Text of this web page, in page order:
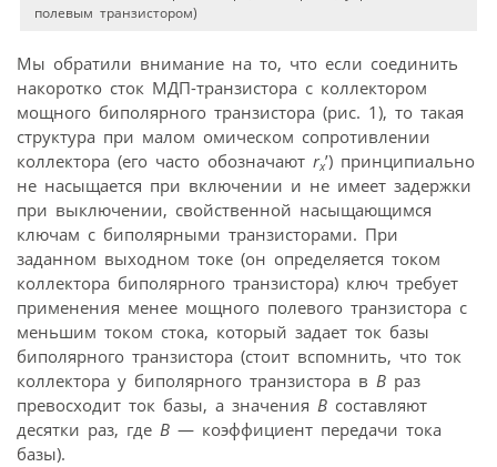
полевым транзистором)
Мы обратили внимание на то, что если соединить
накоротко сток МДП-транзистора с коллектором
мощного биполярного транзистора (рис. 1), то такая
структура при малом омическом сопротивлении
коллектора (его часто обозначают rх’) принципиально
не насыщается при включении и не имеет задержки
при выключении, свойственной насыщающимся
ключам с биполярными транзисторами. При
заданном выходном токе (он определяется током
коллектора биполярного транзистора) ключ требует
применения менее мощного полевого транзистора с
меньшим током стока, который задает ток базы
биполярного транзистора (стоит вспомнить, что ток
коллектора у биполярного транзистора в B раз
превосходит ток базы, а значения B составляют
десятки раз, где B — коэффициент передачи тока
базы).